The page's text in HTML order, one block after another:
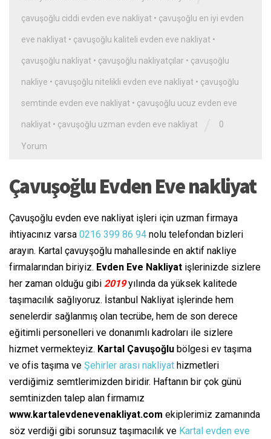
çavuşoğlu ciddi evden eve nakliyat • çavuşoğlu en iyi evden
eve nakliyat • çavuşoğlu kaliteli evden eve nakliyat •
çavuşoğlu nakliyat • çavuşoğlu nakliyatçılar • çavuşoğlu
nakliye • çavuşoğlu nitelikli evden eve nakliyat • çavuşoğlu
semtinde evden eve nakliyat • çavuşoğlu ucuz evden eve
nakliyat • çavuşoğlu uzman evden eve nakliyat 0
Yorum
Çavuşoğlu Evden Eve nakliyat
Çavuşoğlu evden eve nakliyat işleri için uzman firmaya
ihtiyacınız varsa 0216 399 86 94 nolu telefondan bizleri
arayın. Kartal çavuyşoğlu mahallesinde en aktif nakliye
firmalarından biriyiz. Evden Eve Nakliyat işlerinizde sizlere
her zaman olduğu gibi 2019yılında da yüksek kalitede
taşımacılık sağlıyoruz. İstanbul Nakliyat işlerinde hem
senelerdir sağlanmış olan tecrübe, hem de son derece
eğitimli personelleri ve donanımlı kadroları ile sizlere
hizmet vermekteyiz. Kartal Çavuşoğlu bölgesi ev taşıma
ve ofis taşıma ve Şehirler arası nakliyat hizmetleri
verdiğimiz semtlerimizden biridir. Haftanın bir çok günü
semtinizden talep alan firmamız
www.kartalevdenevenakliyat.com ekiplerimiz zamanında
söz verdiği gibi sorunsuz taşımacılık ve Kartal evden eve